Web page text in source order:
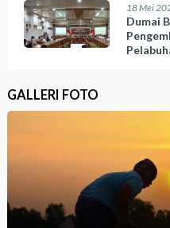
18 Mei
Dumai
GALLERI FOTO